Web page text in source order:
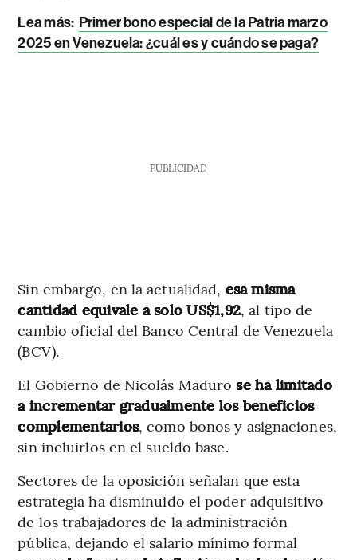
Lea más: Primer bono especial de la Patria marzo
2025 en Venezuela: ¿cuál es y cuándo se paga?
PUBLICIDAD
Sin embargo, en la actualidad, esa misma
cantidad equivale a solo US$1,92, al tipo de
cambio oficial del Banco Central de Venezuela
(BCV).
El Gobierno de Nicolás Madurose ha limitado
a incrementar gradualmente los beneficios
complementarios, como bonos y asignaciones,
sin incluirlos en el sueldo base.
Sectores de la oposición señalan que esta
estrategia ha disminuido el poder adquisitivo
de los trabajadores de la administración
pública, dejando el salario mínimo formal